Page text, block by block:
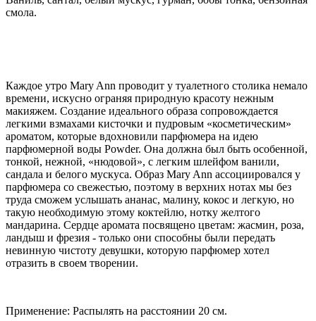
смола.
Каждое утро Mary Ann проводит у туалетного столика немало
времени, искусно ограняя природную красоту нежным
макияжем. Создание идеального образа сопровождается
легкими взмахами кисточки и пудровым «косметическим»
ароматом, которые вдохновили парфюмера на идею
парфюмерной воды Powder. Она должна был быть особенной,
тонкой, нежной, «нюдовой», с легким шлейфом ванили,
сандала и белого мускуса. Образ Mary Ann ассоциировался у
парфюмера со свежестью, поэтому в верхних нотах мы без
труда сможем услышать ананас, малину, кокос и легкую, но
такую необходимую этому коктейлю, нотку желтого
мандарина. Сердце аромата посвящено цветам: жасмин, роза,
ландыш и фрезия - только они способны были передать
невинную чистоту девушки, которую парфюмер хотел
отразить в своем творении.
Применение: Распылять на расстоянии 20 см.